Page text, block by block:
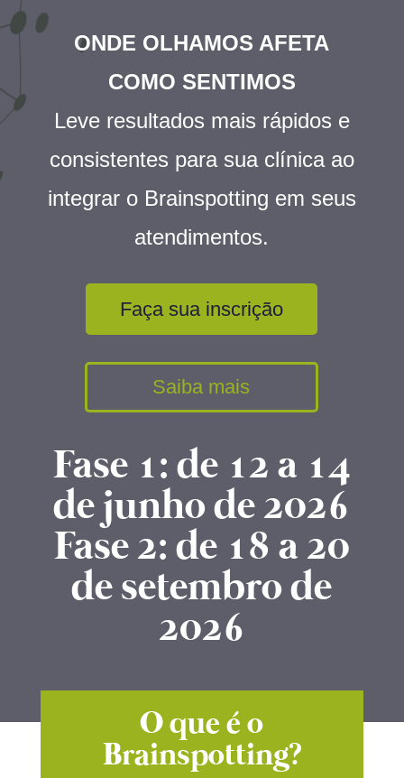
ONDE OLHAMOS AFETA
COMO SENTIMOS
Leve resultados mais rápidos e
consistentes para sua clínica ao
integrar o Brainspotting em seus
atendimentos.
Faça sua inscrição
Saiba mais
Fase 1: de 12 a 14
de junho de 2026
Fase 2: de 18 a 20
de setembro de
2026
O que é o
Brainspotting?